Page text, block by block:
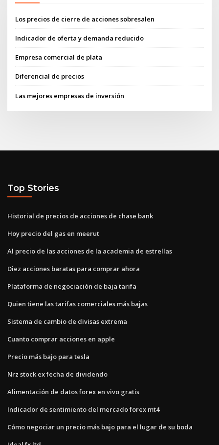
Los precios de cierre de acciones sobresalen
Indicador de oferta y demanda reducido
Empresa comercial de plata
Diferencial de precios
Las mejores empresas de inversión
Top Stories
Historial de precios de acciones de chase bank
Hoy precio del gas en meerut
Al precio de las acciones de la academia de estrellas
Diez acciones baratas para comprar ahora
Plataforma de negociación de baja tarifa
Quien tiene las tarifas comerciales más bajas
Sistema de cambio de divisas extrema
Cuanto comprar acciones en apple
Precio más bajo para tesla
Nrz stock ex fecha de dividendo
Alimentación de datos forex en vivo gratis
Indicador de sentimiento del mercado forex mt4
Cómo negociar un precio más bajo para el lugar de su boda